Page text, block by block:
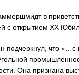
в
с открытием ХХ
подчеркнул, что
Она признана